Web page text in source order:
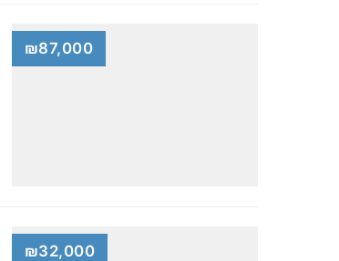
₪87,000
₪32,000